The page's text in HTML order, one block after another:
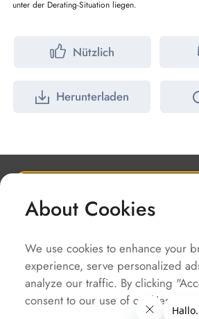
unter der Derating-Situation liegen.
Nützlich
Herunterladen
Unternehmen
Schnellzugriffe
About Cookies
We use cookies to enhance your
experience, serve personalized
analyze our traffic. By clicking
consent to our use of cookies.